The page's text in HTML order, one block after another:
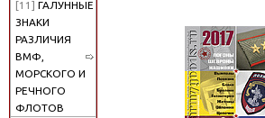
[11] ГАЛУННЫЕ
ЗНАКИ
РАЗЛИЧИЯ
ВМФ,
МОРСКОГО И
РЕЧНОГО
ФЛОТОВ